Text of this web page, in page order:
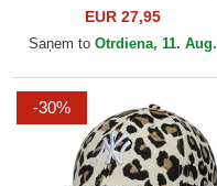
Icon no New York Yankees
MLB no New Era
EUR 27,95
Saņem to Otrdiena, 11. Aug.
-30%